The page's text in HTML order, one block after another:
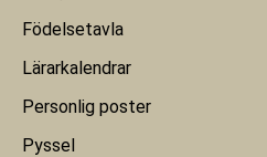
Födelsetavla
Lärarkalendrar
Personlig poster
Pyssel